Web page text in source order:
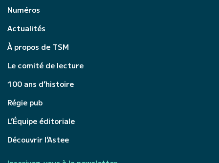
Numéros
Actualités
À propos de TSM
Le comité de lecture
100 ans d’histoire
Régie pub
L’Équipe éditoriale
Découvrir l’Astee